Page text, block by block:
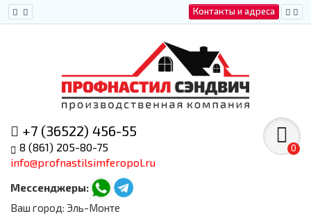
Контакты и адреса
+7 (36522) 456-55
8 (861) 205-80-75
info@profnastilsimferopol.ru
Мессенджеры:
0
Ваш город: Эль-Монте